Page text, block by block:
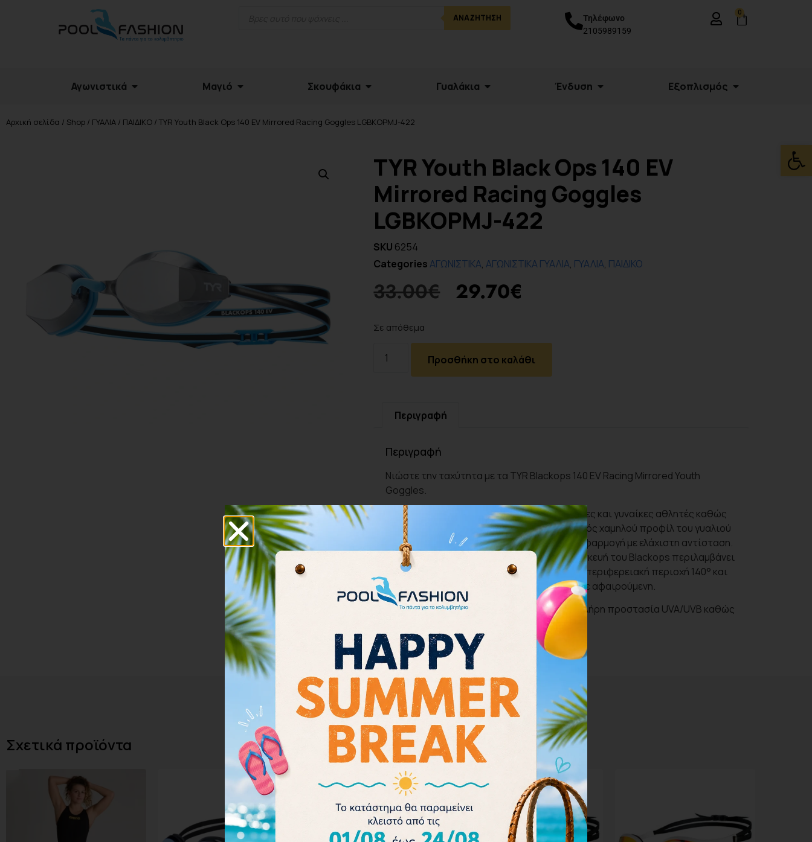
ΑΝΑΖΉΤΗΣΗ
Τηλέφωνο
2105989159
0
Αγωνιστικά Μαγιό Σκουφάκια Γυαλάκια Ένδυση Εξοπλισμός
Αρχική σελίδα / Shop / ΓΥΑΛΙΑ / ΠΑΙΔΙΚΟ / TYR Youth Black Ops 140 EV Mirrored Racing Goggles LGBKOPMJ-422
TYR Youth Black Ops 140 EV
Mirrored Racing Goggles
LGBKOPMJ-422
SKU 6254
CategoriesΑΓΩΝΙΣΤΙΚΑ,ΑΓΩΝΙΣΤΙΚΑ ΓΥΑΛΙΑ, ΓΥΑΛΙΑ, ΠΑΙΔΙΚΟ
33.00€ 29.70€
Σε απόθεμα
Προσθήκη στο καλάθι
Περιγραφή
Περιγραφή
Νιώστε την ταχύτητα με τα TYR Blackops 140 EV Racing Mirrored Youth
Goggles.
Σχεδιασμένο για να φιλοξενεί νεαρούς άνδρες και γυναίκες αθλητές καθώς
προπονούνται και αγωνίζονται, ο σχεδιασμός χαμηλού προφίλ του γυαλιού
κολύμβησης LGBKOPMJ εξασφαλίζει στενή εφαρμογή με ελάχιστη αντίσταση.
Ελαφρύ και βελτιωμένο, η υδατοστεγή κατασκευή του Blackops περιλαμβάνει
παρεμβύσματα σιλικόνης DURAFIT®, ευρεία περιφερειακή περιοχή 140° και
τέσσερις επιλογές μεγέθους ρινογέφυρας με αφαιρούμενη.
Οι πολυκαρβονικοί φακοί περιλαμβάνουν πλήρη προστασία UVA/UVB καθώς
Σχετικά προϊόντα
- 17%